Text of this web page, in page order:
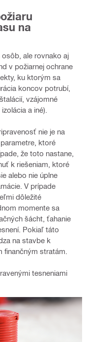
na
osôb, ale rovnako aj
v požiarnej ochrane
ku ktorým sa
koncov potrubí,
vzájomné
a iné).
nie je na
ktoré
že toto nastane,
k riešeniam, ktoré
alebo nie úplne
V prípade
dôležité
momente sa
šácht, ťahanie
Pokiaľ táto
na stavbe k
stratám.
tesneniami